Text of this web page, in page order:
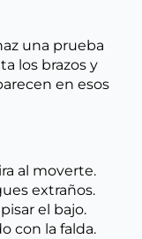
una prueba
los brazos y
en esos
al moverte.
extraños.
el bajo.
con la falda.